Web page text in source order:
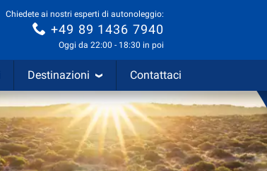
Chiedete ai nostri esperti di autonoleggio:
+49 89 1436 7940
Oggi da 22:00 - 18:30 in poi
Destinazioni Contattaci